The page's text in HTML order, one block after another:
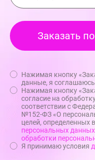
Нажимая кнопку
данные, я
Нажимая кнопку
согласие на
соответствии с
№152-ФЗ «О
целей, определенных в
персональных данных
обработки
Я принимаю условия